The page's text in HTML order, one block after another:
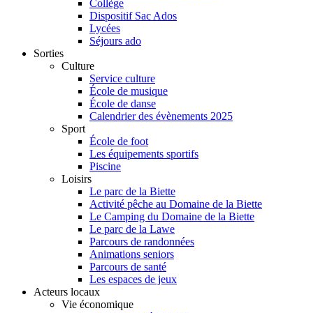
Collège
Dispositif Sac Ados
Lycées
Séjours ado
Sorties
Culture
Service culture
École de musique
École de danse
Calendrier des évènements 2025
Sport
École de foot
Les équipements sportifs
Piscine
Loisirs
Le parc de la Biette
Activité pêche au Domaine de la Biette
Le Camping du Domaine de la Biette
Le parc de la Lawe
Parcours de randonnées
Animations seniors
Parcours de santé
Les espaces de jeux
Acteurs locaux
Vie économique